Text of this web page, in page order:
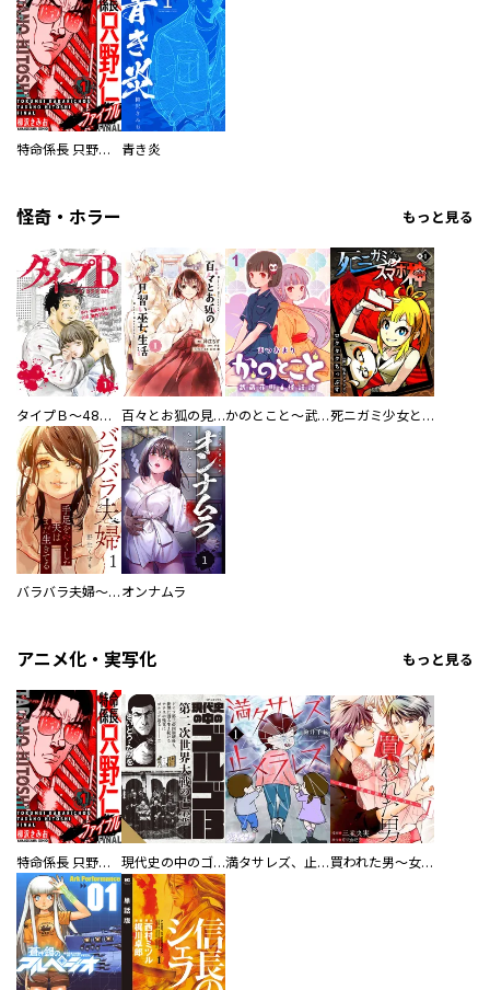
特命係長 只野仁ファイナル 愛蔵版 青き炎
怪奇・ホラー もっと見る
タイプＢ～48時間後、致死率100％～【単話】 百々とお狐の見習い巫女生活【単行本版】 かのとこと～武蔵花町怪話譚～ 【連載版】 死ニガミ少女とスマホ神
バラバラ夫婦～手足をなくした夫はまだ生きてる オンナムラ
アニメ化・実写化 もっと見る
特命係長 只野仁ファイナル 愛蔵版 現代史の中のゴルゴ13 満タサレズ、止メラレズ 買われた男～女性限定快感セラピスト～【描き下ろしおまけ付き特装版】